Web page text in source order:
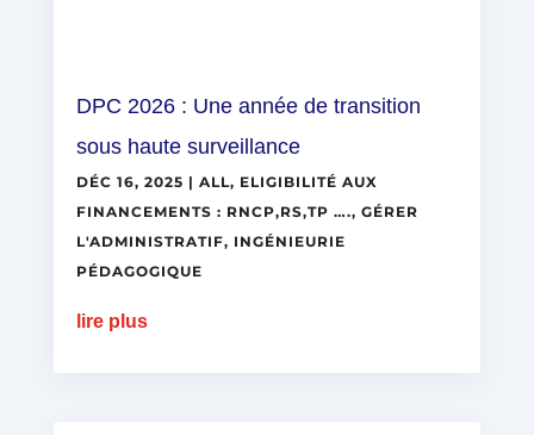
DPC 2026 : Une année de transition
sous haute surveillance
DÉC 16, 2025 | ALL, ELIGIBILITÉ AUX
FINANCEMENTS : RNCP,RS,TP …., GÉRER
L'ADMINISTRATIF, INGÉNIEURIE
PÉDAGOGIQUE
lire plus